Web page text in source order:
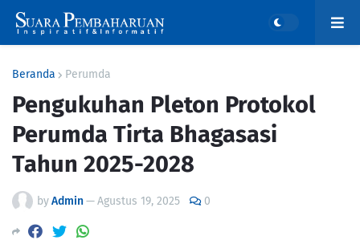
Beranda Perumda
Pengukuhan Pleton Protokol
Perumda Tirta Bhagasasi
Tahun 2025-2028
byAdmin—Agustus 19, 2025 0